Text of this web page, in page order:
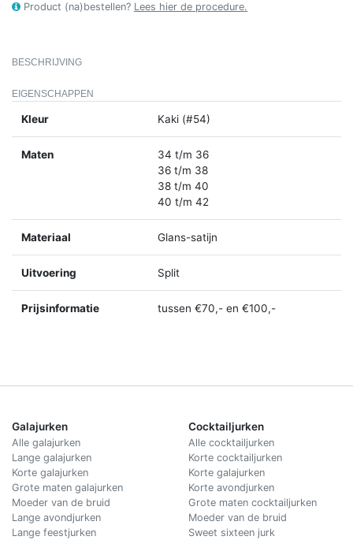
Product (na)bestellen? Lees hier de procedure.
BESCHRIJVING
EIGENSCHAPPEN
Kleur Kaki (#54)
Maten
34 t/m 36
36 t/m 38
38 t/m 40
40 t/m 42
Materiaal Glans-satijn
Uitvoering Split
Prijsinformatie tussen €70,- en €100,-
Galajurken
Alle galajurken
Lange galajurken
Korte galajurken
Grote maten galajurken
Moeder van de bruid
Lange avondjurken
Lange feestjurken
Cocktailjurken
Alle cocktailjurken
Korte cocktailjurken
Korte galajurken
Korte avondjurken
Grote maten cocktailjurken
Moeder van de bruid
Sweet sixteen jurk